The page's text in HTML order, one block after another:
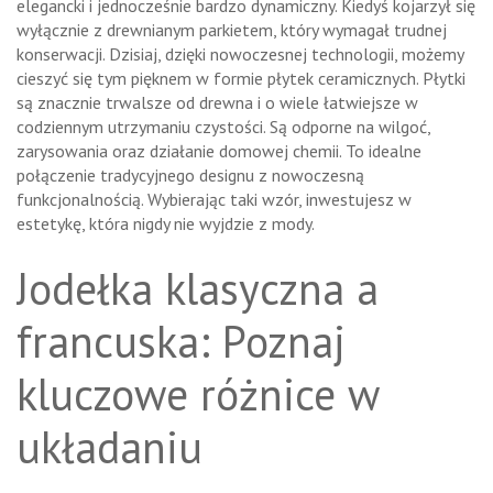
elegancki i jednocześnie bardzo dynamiczny. Kiedyś kojarzył się
wyłącznie z drewnianym parkietem, który wymagał trudnej
konserwacji. Dzisiaj, dzięki nowoczesnej technologii, możemy
cieszyć się tym pięknem w formie płytek ceramicznych. Płytki
są znacznie trwalsze od drewna i o wiele łatwiejsze w
codziennym utrzymaniu czystości. Są odporne na wilgoć,
zarysowania oraz działanie domowej chemii. To idealne
połączenie tradycyjnego designu z nowoczesną
funkcjonalnością. Wybierając taki wzór, inwestujesz w
estetykę, która nigdy nie wyjdzie z mody.
Jodełka klasyczna a
francuska: Poznaj
kluczowe różnice w
układaniu